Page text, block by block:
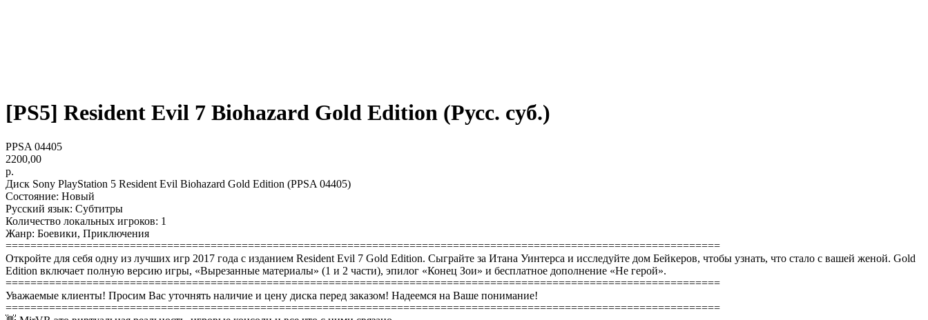
[PS5] Resident Evil 7 Biohazard Gold Edition (Русс. суб.)
PPSA 04405
2200,00
р.
Диск Sony PlayStation 5 Resident Evil Biohazard Gold Edition (PPSA 04405)
Состояние: Новый
Русский язык: Субтитры
Количество локальных игроков: 1
Жанр: Боевики, Приключения
===================================================================================================================
Откройте для себя одну из лучших игр 2017 года с изданием Resident Evil 7 Gold Edition. Сыграйте за Итана Уинтерса и исследуйте дом Бейкеров, чтобы узнать, что стало с вашей женой. Gold
Edition включает полную версию игры, «Вырезанные материалы» (1 и 2 части), эпилог «Конец Зои» и бесплатное дополнение «Не герой».
===================================================================================================================
Уважаемые клиенты! Просим Вас уточнять наличие и цену диска перед заказом! Надеемся на Ваше понимание!
===================================================================================================================